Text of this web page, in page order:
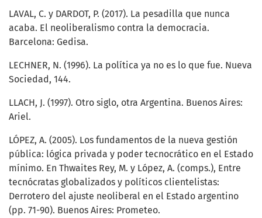
LAVAL, C. y DARDOT, P. (2017). La pesadilla que nunca
acaba. El neoliberalismo contra la democracia.
Barcelona: Gedisa.
LECHNER, N. (1996). La política ya no es lo que fue. Nueva
Sociedad, 144.
LLACH, J. (1997). Otro siglo, otra Argentina. Buenos Aires:
Ariel.
LÓPEZ, A. (2005). Los fundamentos de la nueva gestión
pública: lógica privada y poder tecnocrático en el Estado
mínimo. En Thwaites Rey, M. y López, A. (comps.), Entre
tecnócratas globalizados y políticos clientelistas:
Derrotero del ajuste neoliberal en el Estado argentino
(pp. 71-90). Buenos Aires: Prometeo.